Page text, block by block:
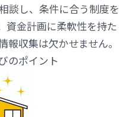
談し、条件に合う制度を
資金計画に柔軟性を持た
収集は欠かせません。
のポイント